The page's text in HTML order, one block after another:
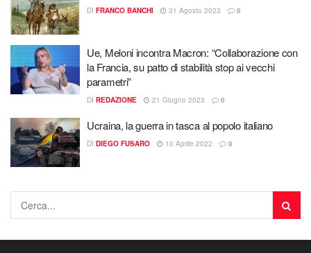
DI FRANCO BANCHI 31 Agosto 2023 0
Ue, Meloni incontra Macron: “Collaborazione con
la Francia, su patto di stabilità stop ai vecchi
parametri”
DI REDAZIONE 21 Giugno 2023 0
Ucraina, la guerra in tasca al popolo italiano
DI DIEGO FUSARO 10 Aprile 2022 0